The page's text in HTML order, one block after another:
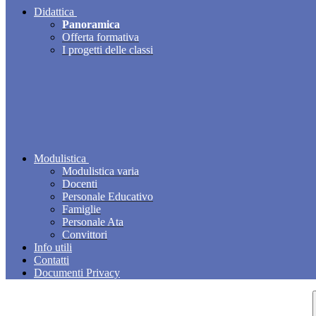
Didattica
Panoramica
Offerta formativa
I progetti delle classi
Modulistica
Modulistica varia
Docenti
Personale Educativo
Famiglie
Personale Ata
Convittori
Info utili
Contatti
Documenti Privacy